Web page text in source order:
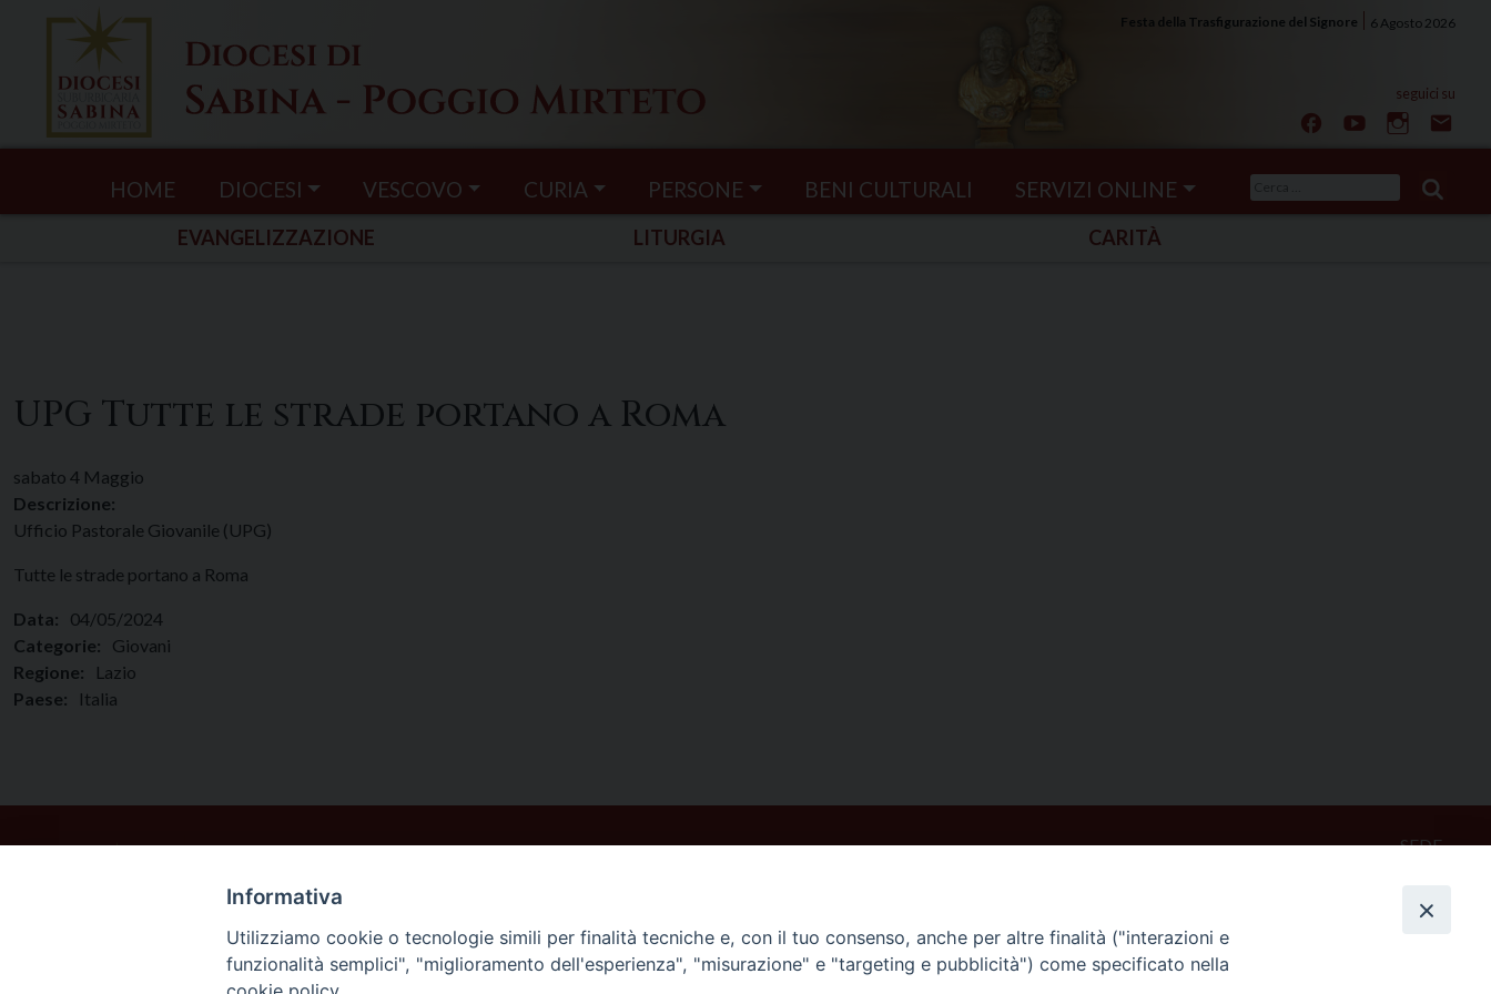
6 Agosto 2026
Festa della Trasfigurazione del Signore
HOME DIOCESI VESCOVO CURIA PERSONE BENI CULTURALI SERVIZI ONLINE
per:
EVANGELIZZAZIONE LITURGIA CARITÀ
UPG Tutte le strade portano a Roma
sabato 4 Maggio
Descrizione:
Ufficio Pastorale Giovanile (UPG)
Tutte le strade portano a Roma
Data:
04/05/2024
Categorie:
Giovani
Regione:
Lazio
Paese:
Italia
SEDE
02047 Poggio Mirteto (Rieti)
Informativa
Utilizziamo cookie o tecnologie simili per finalità tecniche e, con il tuo consenso, anche per altre finalità ("interazioni e
funzionalità semplici", "miglioramento dell'esperienza", "misurazione" e "targeting e pubblicità") come specificato nella